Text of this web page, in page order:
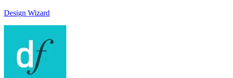
Design Wizard